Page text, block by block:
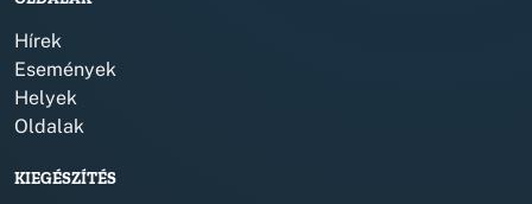
Hírek
Események
Helyek
Oldalak
KIEGÉSZÍTÉS